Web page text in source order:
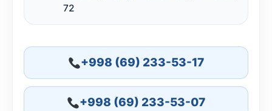
72
+998 (69) 233-53-17
+998 (69) 233-53-07